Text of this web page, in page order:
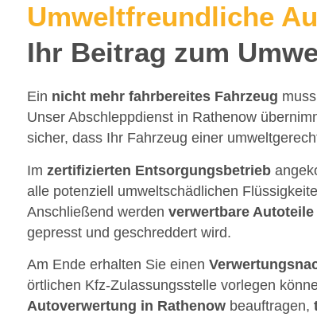
Umweltfreundliche
Ihr Beitrag zum
Ein nicht mehr fahrbereites Fahrzeug muss
Unser Abschleppdienst in Rathenow
sicher, dass Ihr Fahrzeug einer
Im zertifizierten Entsorgungsbetrieb
alle potenziell umweltschädlichen
Anschließend werden verwertbare Autoteile
gepresst und geschreddert wird.
Am Ende erhalten Sie einen
örtlichen Kfz-Zulassungsstelle vorlegen
Autoverwertung in Rathenowbeauftragen,